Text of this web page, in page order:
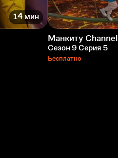
14 мин
Манкиту Сhannel
Сезон 9 Серия 5
Бесплатно